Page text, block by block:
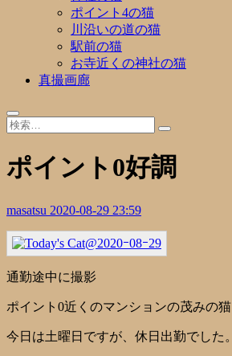
ポイント4の猫
川沿いの道の猫
駅前の猫
お寺近くの神社の猫
真撮画廊
ポイント0好調
masatsu 2020-08-29 23:59
通勤途中に撮影
ポイント0近くのマンションの茂みの猫
今日は土曜日ですが、休日出勤でした。